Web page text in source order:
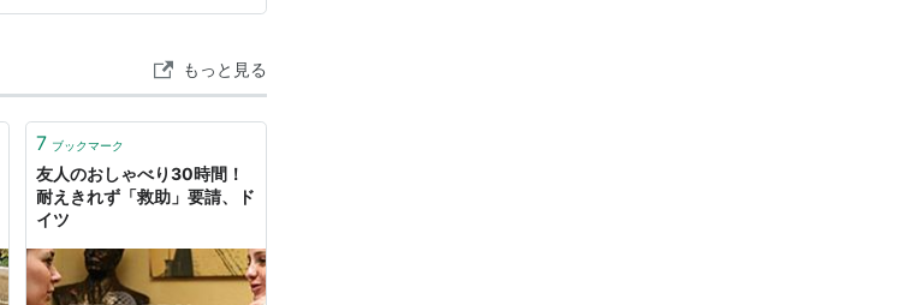
もっと見る
7 ブックマーク
友人のおしゃべり30時間！
耐えきれず「救助」要請、ド
イツ